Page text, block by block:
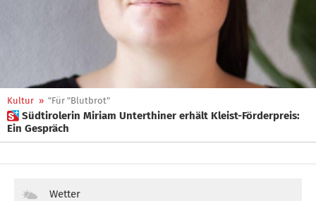
Kultur » "Für "Blutbrot"
 Südtirolerin Miriam Unterthiner erhält Kleist-Förderpreis:
Ein Gespräch
Wetter